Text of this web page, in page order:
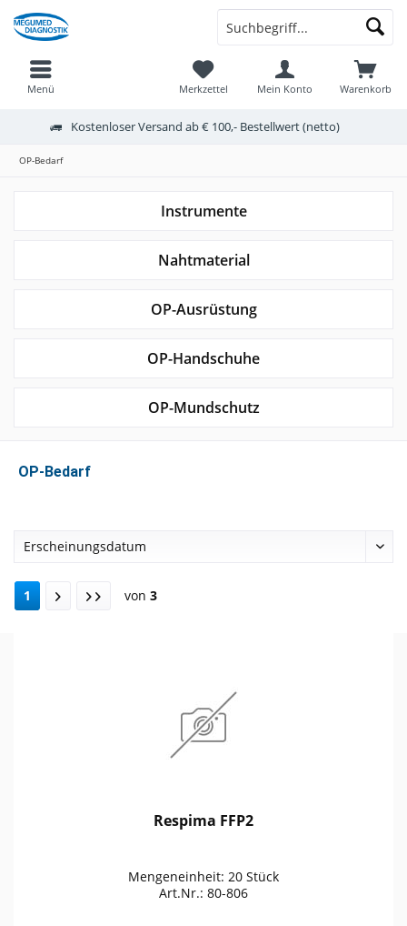
Kostenloser Versand ab € 100,- Bestellwert (netto)
Warenkorb
Merkzettel Mein Konto
Menü
OP-Bedarf
Instrumente
Nahtmaterial
OP-Ausrüstung
OP-Handschuhe
OP-Mundschutz
OP-Bedarf
1 von 3
Respima FFP2
Mengeneinheit: 20 Stück
Art.Nr.: 80-806